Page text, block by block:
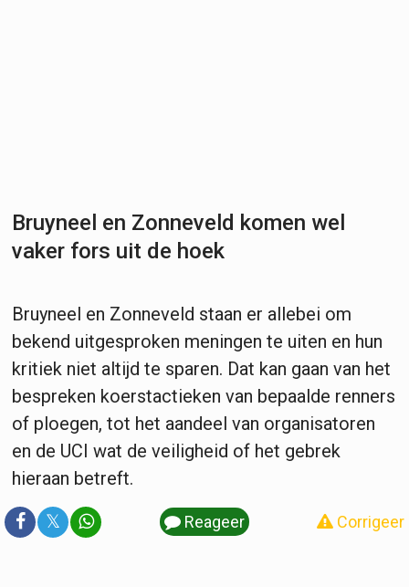
Bruyneel en Zonneveld komen wel
vaker fors uit de hoek
Bruyneel en Zonneveld staan er allebei om
bekend uitgesproken meningen te uiten en hun
kritiek niet altijd te sparen. Dat kan gaan van het
bespreken koerstactieken van bepaalde renners
of ploegen, tot het aandeel van organisatoren
en de UCI wat de veiligheid of het gebrek
hieraan betreft.
𝕏 Reageer Corrigeer